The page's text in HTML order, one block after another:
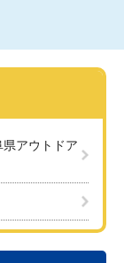
アウトドア